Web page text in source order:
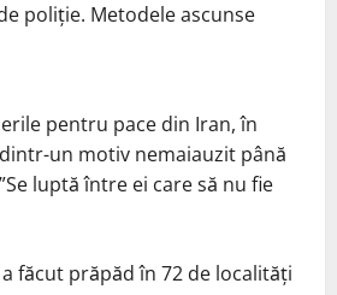
poliție. Metodele ascunse
pentru pace din Iran, în
un motiv nemaiauzit până
luptă între ei care să nu fie
făcut prăpăd în 72 de localități